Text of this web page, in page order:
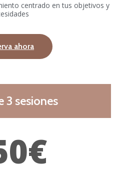
centrado en tus objetivos y
ahora
3 sesiones